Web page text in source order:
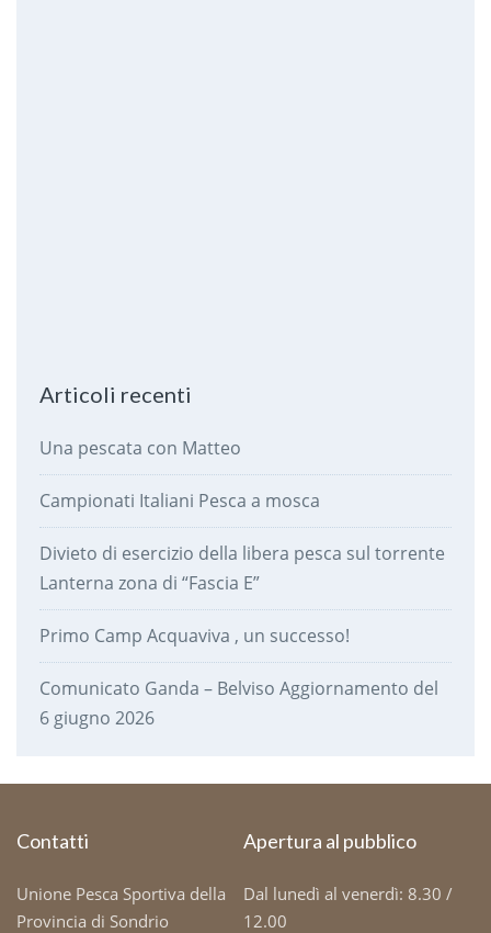
Articoli recenti
Una pescata con Matteo
Campionati Italiani Pesca a mosca
Divieto di esercizio della libera pesca sul torrente
Lanterna zona di “Fascia E”
Primo Camp Acquaviva , un successo!
Comunicato Ganda – Belviso Aggiornamento del
6 giugno 2026
Contatti
Unione Pesca Sportiva della
Provincia di Sondrio
Apertura al pubblico
Dal lunedì al venerdì: 8.30 /
12.00